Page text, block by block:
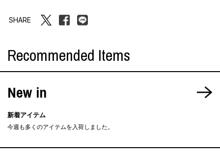
SHARE
Recommended Items
New in
新着アイテム
今週も多くのアイテムを入荷しました。